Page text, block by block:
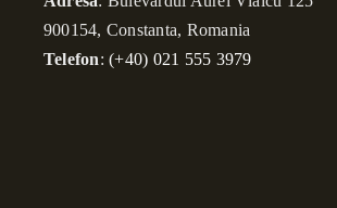
900154, Constanta, Romania
Telefon:(+40) 021 555 3979